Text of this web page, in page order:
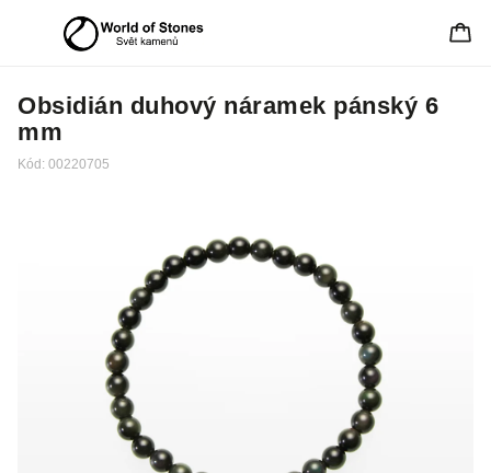
Obsidián duhový náramek pánský 6
mm
Kód: 00220705